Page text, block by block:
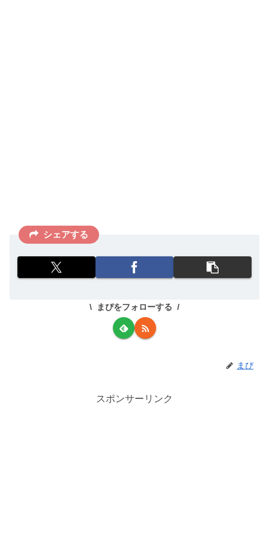
シェアする
まぴをフォローする
まぴ
スポンサーリンク